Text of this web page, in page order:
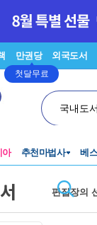
만권당
첫달무료
외국도서
국내도
아 추천마법사 베
편집장의